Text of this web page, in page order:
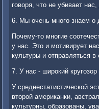
говоря, что не убивает
6. Мы очень много знаем о
Почему-то многие
у нас. Это и мотивирует
культуры и отправляться
7. У нас - широкий кругозор
У среднестатистической
второй американки,
культурны, образованы,